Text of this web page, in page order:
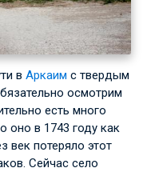
в Аркаим с твердым
осмотрим
есть много
оно в 1743 году как
век потеряло этот
Сейчас село